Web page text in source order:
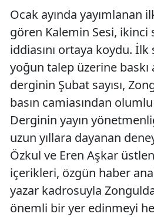
Ocak ayında yayımlanan
gören Kalemin Sesi, ikinci
iddiasını ortaya koydu. İlk
yoğun talep üzerine baskı
derginin Şubat sayısı,
basın camiasından
Derginin yayın
uzun yıllara dayanan
Özkul ve Eren Aşkar
içerikleri, özgün haber
yazar kadrosuyla
önemli bir yer edinmeyi